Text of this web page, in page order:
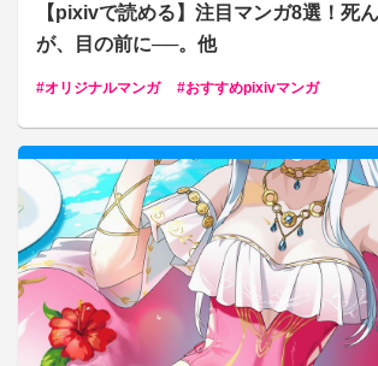
【pixivで読める】注目マンガ8選！死
が、目の前に──。他
オリジナルマンガ おすすめpixivマンガ